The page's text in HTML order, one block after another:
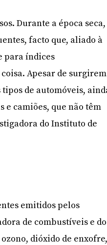
Durante a época seca,
facto que, aliado à
para índices
Apesar de surgirem
de automóveis,
e camiões, que não têm
do Instituto de
emitidos pelos
de combustíveis e
dióxido de